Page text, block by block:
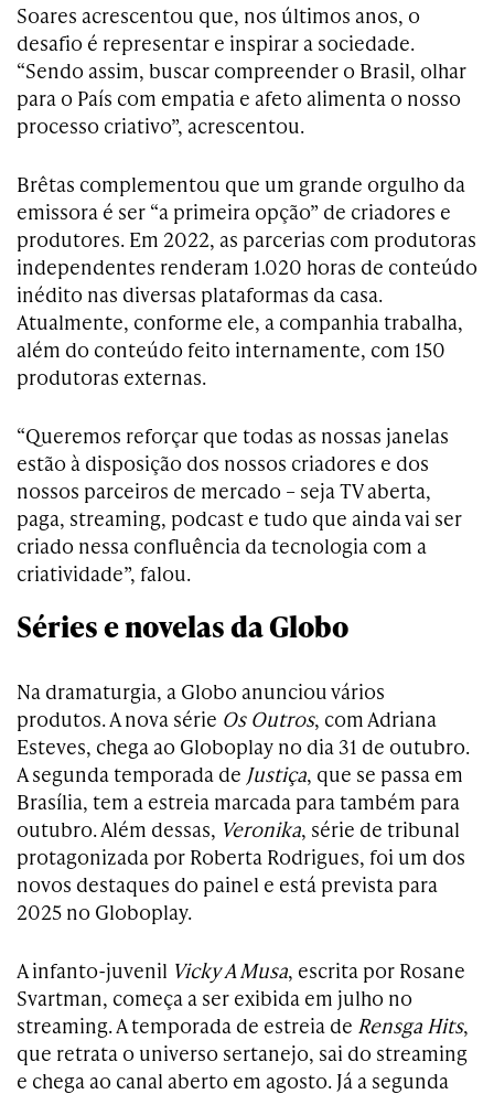
Soares acrescentou que, nos últimos anos, o
desafio é representar e inspirar a sociedade.
“Sendo assim, buscar compreender o Brasil, olhar
para o País com empatia e afeto alimenta o nosso
processo criativo”, acrescentou.
Brêtas complementou que um grande orgulho da
emissora é ser “a primeira opção” de criadores e
produtores. Em 2022, as parcerias com produtoras
independentes renderam 1.020 horas de conteúdo
inédito nas diversas plataformas da casa.
Atualmente, conforme ele, a companhia trabalha,
além do conteúdo feito internamente, com 150
produtoras externas.
“Queremos reforçar que todas as nossas janelas
estão à disposição dos nossos criadores e dos
nossos parceiros de mercado – seja TV aberta,
paga, streaming, podcast e tudo que ainda vai ser
criado nessa confluência da tecnologia com a
criatividade”, falou.
Séries e novelas da Globo
Na dramaturgia, a Globo anunciou vários
produtos. A nova série Os Outros, com Adriana
Esteves, chega ao Globoplay no dia 31 de outubro.
A segunda temporada de Justiça, que se passa em
Brasília, tem a estreia marcada para também para
outubro. Além dessas, Veronika, série de tribunal
protagonizada por Roberta Rodrigues, foi um dos
novos destaques do painel e está prevista para
2025 no Globoplay.
A infanto-juvenil Vicky A Musa, escrita por Rosane
Svartman, começa a ser exibida em julho no
streaming. A temporada de estreia de Rensga Hits,
que retrata o universo sertanejo, sai do streaming
e chega ao canal aberto em agosto. Já a segunda